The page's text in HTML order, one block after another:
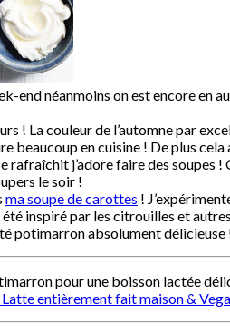
end néanmoins on est encore en
! La couleur de l’automne par
beaucoup en cuisine ! De plus
rafraîchit j’adore faire des soupes !
le soir !
ma soupe de carottes !
inspiré par les citrouilles et
potimarron absolument délicieuse
pour une boisson lactée
Latte entièrement fait maison &